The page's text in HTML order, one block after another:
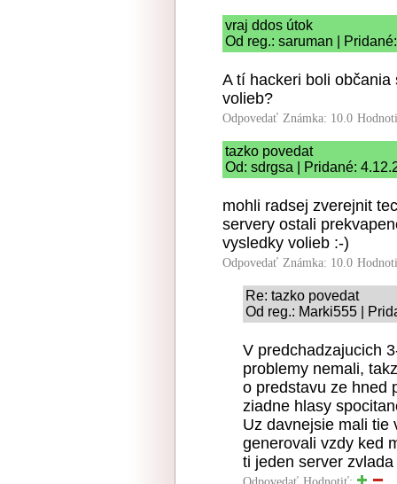
vraj ddos útok
Od reg.: saruman |
A tí hackeri boli
volieb?
Odpovedať Známka: 10.0
tazko povedat
Od: sdrgsa | Pridané:
mohli radsej zverejnit
servery ostali
vysledky volieb :-)
Odpovedať Známka: 10.0
Re: tazko povedat
Od reg.: Marki555 |
V predchadzajucich
problemy nemali,
o predstavu ze hned
ziadne hlasy
Uz davnejsie mali tie
generovali vzdy ked
ti jeden server